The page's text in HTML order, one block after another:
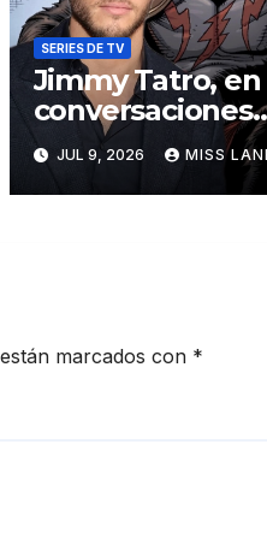
SERIES DE TV
Jimmy Tatro, en
conversaciones
para interpretar
Gorilla Grodd en
serie derivada
JUL 9, 2026 MISS
marcados con *